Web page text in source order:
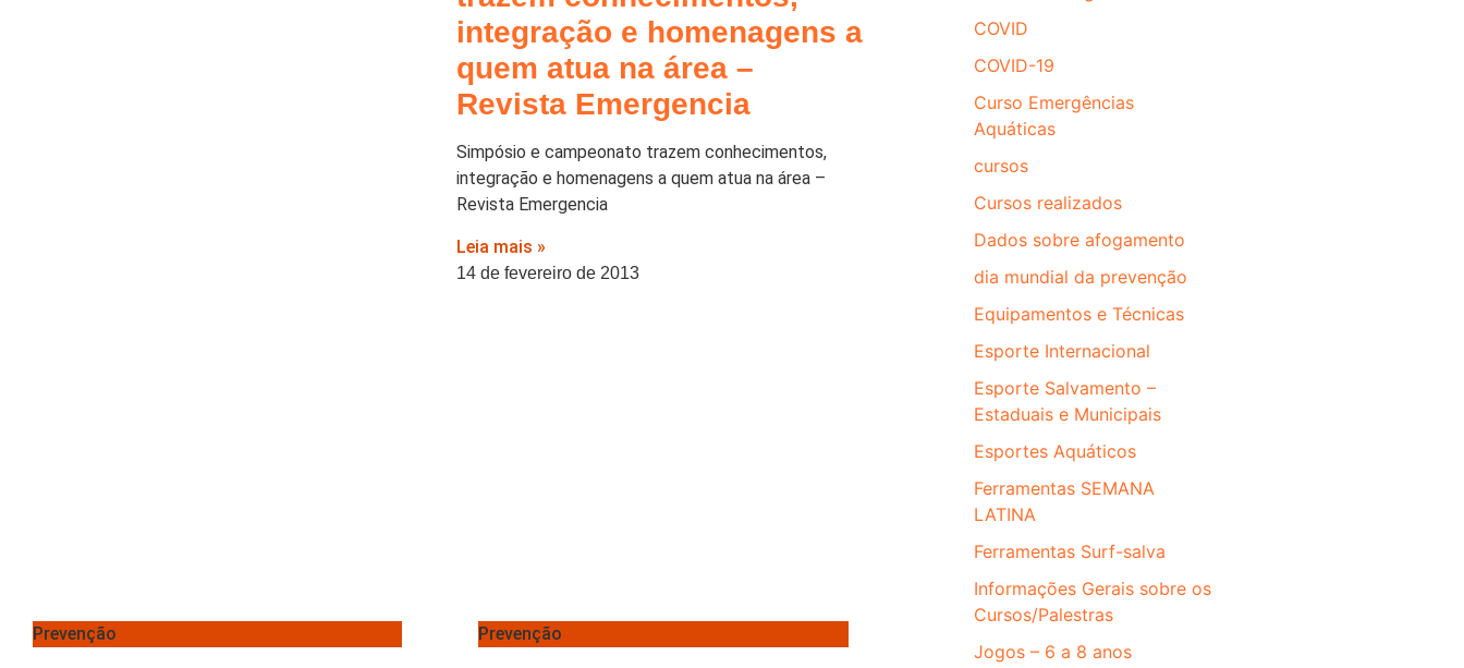
integração e homenagens a
quem atua na área –
Revista Emergencia
Simpósio e campeonato trazem conhecimentos,
integração e homenagens a quem atua na área –
Revista Emergencia
Leia mais »
14 de fevereiro de 2013
Prevenção Prevenção
COVID
COVID-19
Curso Emergências
Aquáticas
cursos
Cursos realizados
Dados sobre afogamento
dia mundial da prevenção
Equipamentos e Técnicas
Esporte Internacional
Esporte Salvamento –
Estaduais e Municipais
Esportes Aquáticos
Ferramentas SEMANA
LATINA
Ferramentas Surf-salva
Informações Gerais sobre os
Cursos/Palestras
Jogos – 6 a 8 anos